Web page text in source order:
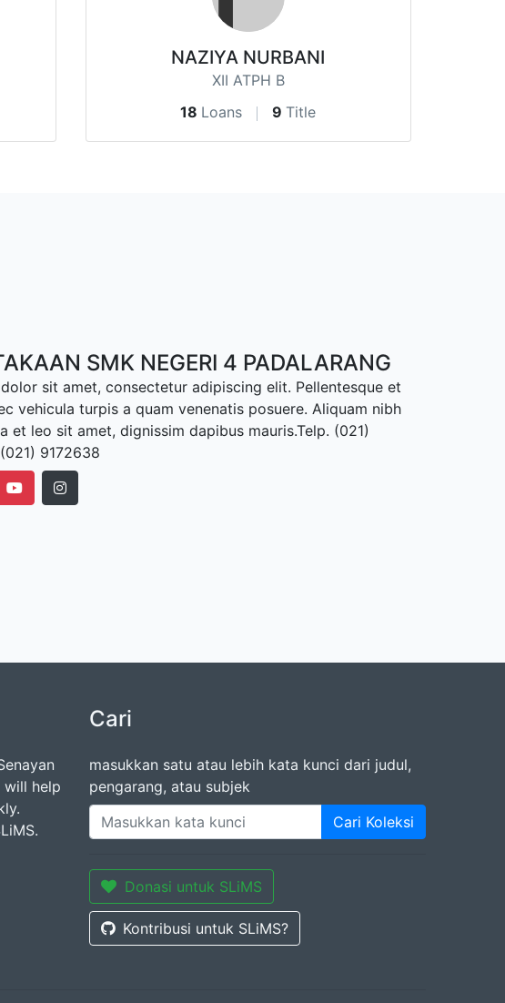
NAZIYA NURBANI
XII ATPH B
18 Loans 9 Title
SMK NEGERI 4 PADALARANG
sit amet, consectetur adipiscing elit. Pellentesque et
vehicula turpis a quam venenatis posuere. Aliquam nibh
et leo sit amet, dignissim dapibus mauris.Telp. (021)
9172638
will help
Cari
masukkan satu atau lebih kata kunci dari judul,
pengarang, atau subjek
Cari Koleksi
Donasi untuk SLiMS
Kontribusi untuk SLiMS?